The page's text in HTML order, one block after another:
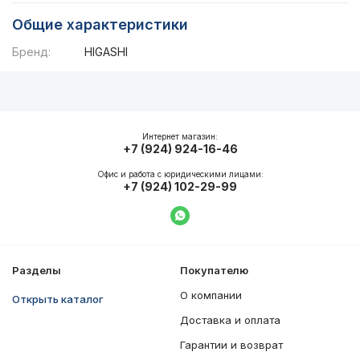
Общие характеристики
Бренд: HIGASHI
Разделы
Открыть каталог
Покупателю
О компании
Доставка и оплата
Гарантии и возврат
Интернет магазин:
+7 (924) 924-16-46
Офис и работа с юридическими лицами:
+7 (924) 102-29-99
Написать в WhatsApp